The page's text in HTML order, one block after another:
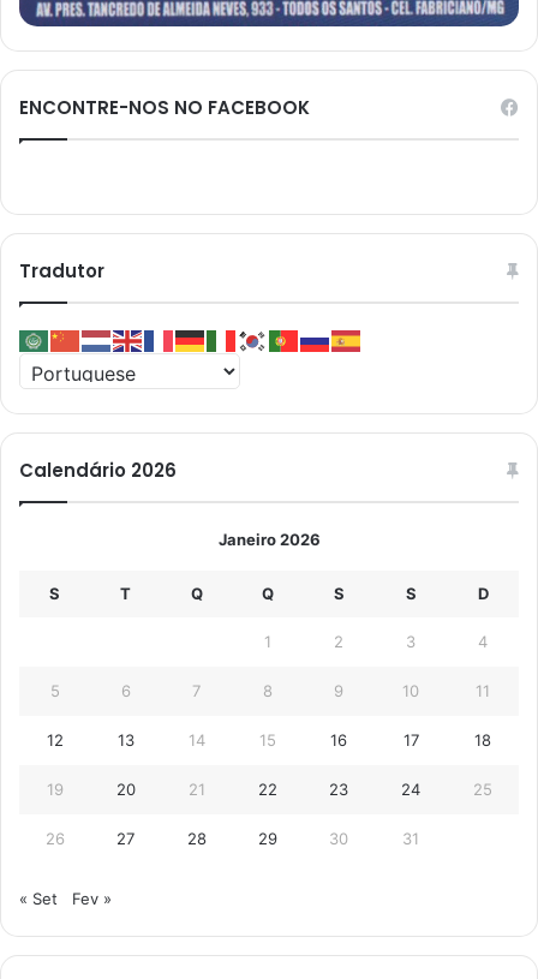
ENCONTRE-NOS NO FACEBOOK
Tradutor
Calendário 2026
Janeiro 2026
S T Q Q S S D
1 2 3 4
5 6 7 8 9 10 11
12 13 14 15 16 17 18
19 20 21 22 23 24 25
26 27 28 29 30 31
« Set Fev »